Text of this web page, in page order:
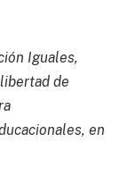
Iguales,
de
en